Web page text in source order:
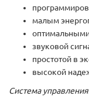
малым
звуковой
простотой в
высокой
Система